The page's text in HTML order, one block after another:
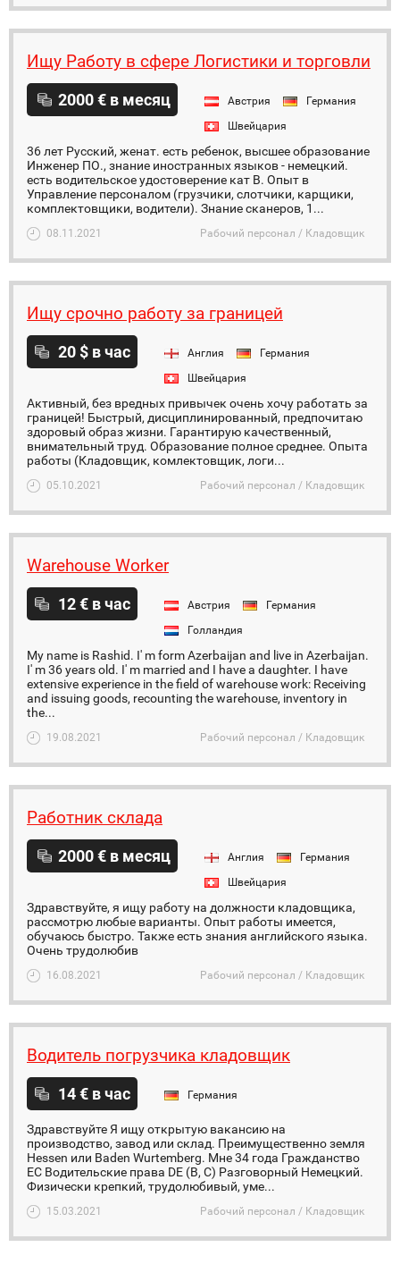
Ищу Работу в сфере Логистики и торговли
2000 € в месяц Австрия
Германия
Швейцария
36 лет Русский, женат. есть ребенок, высшее образование
Инженер ПО., знание иностранных языков - немецкий.
есть водительское удостоверение кат В. Опыт в
Управление персоналом (грузчики, слотчики, карщики,
комплектовщики, водители). Знание сканеров, 1...
08.11.2021 Рабочий персонал / Кладовщик
Ищу срочно работу за границей
20 $ в час Англия
Германия
Швейцария
Активный, без вредных привычек очень хочу работать за
границей! Быстрый, дисциплинированный, предпочитаю
здоровый образ жизни. Гарантирую качественный,
внимательный труд. Образование полное среднее. Опыта
работы (Кладовщик, комлектовщик, логи...
05.10.2021 Рабочий персонал / Кладовщик
Warehouse Worker
12 € в час Австрия
Германия
Голландия
My name is Rashid. I' m form Azerbaijan and live in Azerbaijan.
I' m 36 years old. I' m married and I have a daughter. I have
extensive experience in the field of warehouse work: Receiving
and issuing goods, recounting the warehouse, inventory in
the...
19.08.2021 Рабочий персонал / Кладовщик
Работник склада
2000 € в месяц Англия
Германия
Швейцария
Здравствуйте, я ищу работу на должности кладовщика,
рассмотрю любые варианты. Опыт работы имеется,
обучаюсь быстро. Также есть знания английского языка.
Очень трудолюбив
16.08.2021 Рабочий персонал / Кладовщик
Водитель погрузчика кладовщик
14 € в час Германия
Здравствуйте Я ищу открытую вакансию на
производство, завод или склад. Преимущественно земля
Hessen или Baden Wurtemberg. Мне 34 года Гражданство
ЕС Водительские права DE (В, С) Разговорный Немецкий.
Физически крепкий, трудолюбивый, уме...
15.03.2021 Рабочий персонал / Кладовщик